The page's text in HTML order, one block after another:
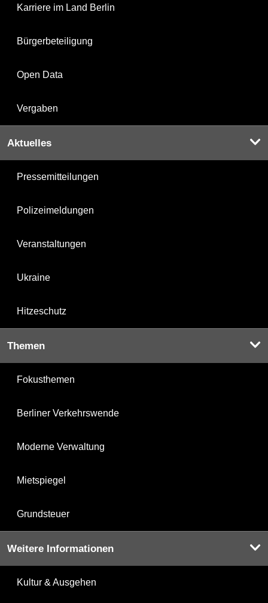
Karriere im Land Berlin
Bürgerbeteiligung
Open Data
Vergaben
Aktuelles
Pressemitteilungen
Polizeimeldungen
Veranstaltungen
Ukraine
Hitzeschutz
Themen
Fokusthemen
Berliner Verkehrswende
Moderne Verwaltung
Mietspiegel
Grundsteuer
Weitere Informationen
Kultur & Ausgehen